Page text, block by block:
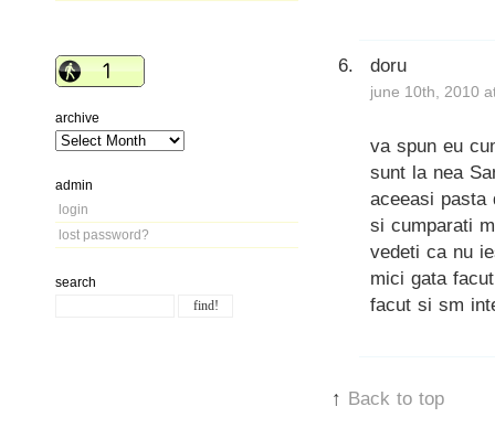
archive
admin
login
lost password?
search
doru
june 10th, 2010
va spun eu
sunt la nea
aceeasi
si cumparati
vedeti ca nu
mici gata
facut si sm
↑ Back to top